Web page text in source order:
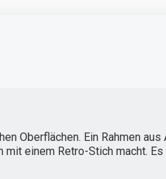
Oberflächen. Ein Rahmen aus
einem Retro-Stich macht. Es